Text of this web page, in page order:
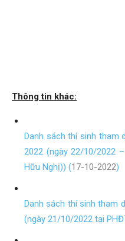
Thông tin khác:
Danh sách thí sinh tham
2022 (ngày 22/10/2022
Hữu Nghị)) (17-10-2022)
Danh sách thí sinh tham
(ngày 21/10/2022 tại